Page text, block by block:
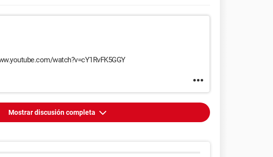
watch?v=cY1RvFK5GGY
Mostrar discusión completa